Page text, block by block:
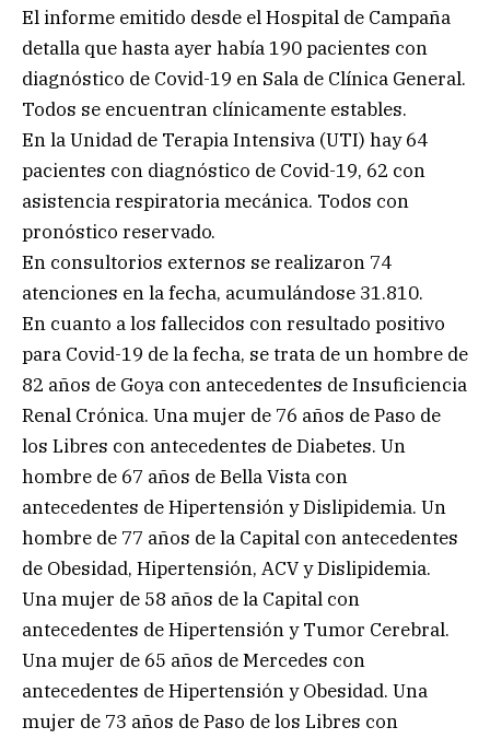
El informe emitido desde el Hospital de Campaña
detalla que hasta ayer había 190 pacientes con
diagnóstico de Covid-19 en Sala de Clínica General.
Todos se encuentran clínicamente estables.
En la Unidad de Terapia Intensiva (UTI) hay 64
pacientes con diagnóstico de Covid-19, 62 con
asistencia respiratoria mecánica. Todos con
pronóstico reservado.
En consultorios externos se realizaron 74
atenciones en la fecha, acumulándose 31.810.
En cuanto a los fallecidos con resultado positivo
para Covid-19 de la fecha, se trata de un hombre de
82 años de Goya con antecedentes de Insuficiencia
Renal Crónica. Una mujer de 76 años de Paso de
los Libres con antecedentes de Diabetes. Un
hombre de 67 años de Bella Vista con
antecedentes de Hipertensión y Dislipidemia. Un
hombre de 77 años de la Capital con antecedentes
de Obesidad, Hipertensión, ACV y Dislipidemia.
Una mujer de 58 años de la Capital con
antecedentes de Hipertensión y Tumor Cerebral.
Una mujer de 65 años de Mercedes con
antecedentes de Hipertensión y Obesidad. Una
mujer de 73 años de Paso de los Libres con